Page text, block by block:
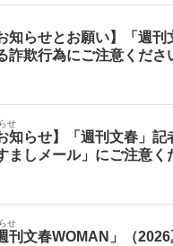
知らせとお願い】「週刊
詐欺行為にご注意くださ
せ
知らせ】「週刊文春」
ましメール」にご注意く
せ
刊文春WOMAN」（